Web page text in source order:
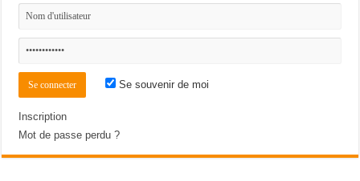
Se souvenir de moi
Inscription
Mot de passe perdu ?